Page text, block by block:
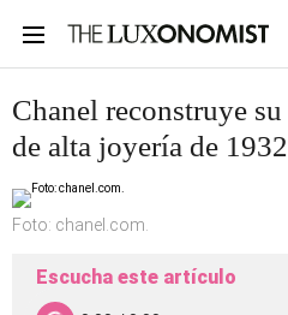
Chanel reconstruye
de alta joyería de 1932
Foto: chanel.com.
Escucha este artículo